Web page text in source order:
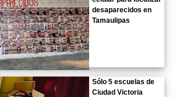
desaparecidos en
Tamaulipas
Sólo 5 escuelas de
Ciudad Victoria